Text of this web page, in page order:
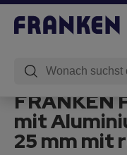
FRANKEN
mit
25 mm mit